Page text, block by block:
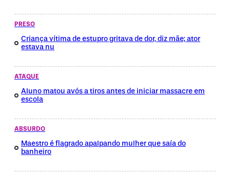
PRESO
Criança vítima de estupro gritava de dor, diz mãe; ator
estava nu
ATAQUE
Aluno matou avós a tiros antes de iniciar massacre em
escola
ABSURDO
Maestro é flagrado apalpando mulher que saía do
banheiro